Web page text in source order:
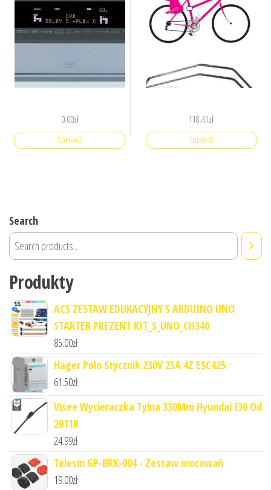
0.00zł
Sprawdź
118.41zł
Sprawdź
Search
Produkty
ACS ZESTAW EDUKACYJNY S ARDUINO UNO
STARTER PREZENT KIT_S_UNO_CH340
85.00zł
Hager Polo Stycznik 230V 25A 4Z ESC425
61.50zł
Visee Wycieraczka Tylna 330Mm Hyundai I30 Od
2011R
24.99zł
Telesin GP-BRK-004 - Zestaw mocowań
19.00zł